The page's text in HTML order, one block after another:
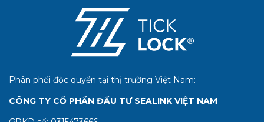
Phân phối độc quyền tại thị trường Việt Nam:
CÔNG TY CỔ PHẦN ĐẦU TƯ SEALINK VIỆT NAM